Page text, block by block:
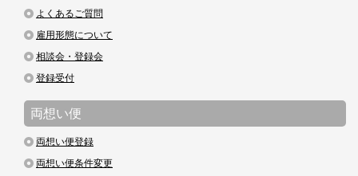
よくあるご質問
雇用形態について
相談会・登録会
登録受付
両想い便
両想い便登録
両想い便条件変更